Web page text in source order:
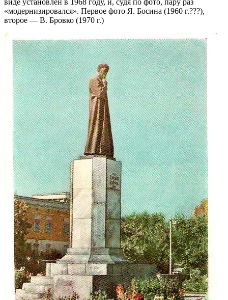
«модернизировался». Первое фото Я. Босина (1960 г.???),
второе — В. Бровко (1970 г.)